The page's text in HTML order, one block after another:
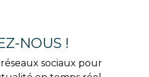
NOUS !
sociaux pour